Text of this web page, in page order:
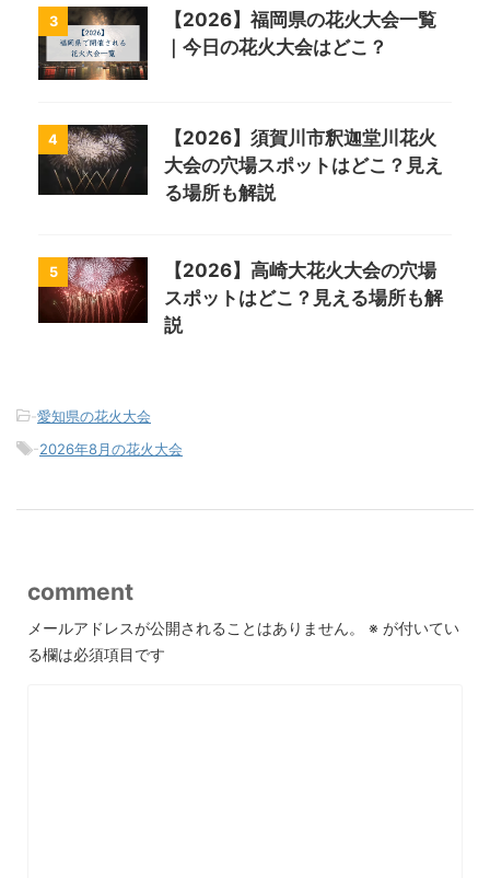
3
【2026】福岡県の花火大会一覧
｜今日の花火大会はどこ？
4
【2026】須賀川市釈迦堂川花火
大会の穴場スポットはどこ？見え
る場所も解説
5
【2026】高崎大花火大会の穴場
スポットはどこ？見える場所も解
説
-愛知県の花火大会
-2026年8月の花火大会
comment
メールアドレスが公開されることはありません。 ※ が付いてい
る欄は必須項目です